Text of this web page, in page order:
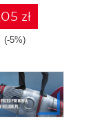
zł
(-5%)